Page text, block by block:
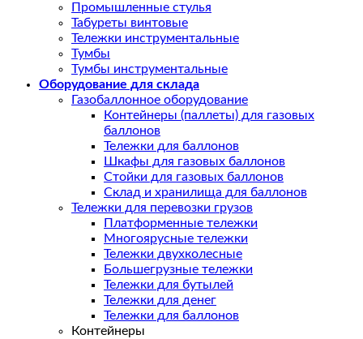
Промышленные стулья
Табуреты винтовые
Тележки инструментальные
Тумбы
Тумбы инструментальные
Оборудование для склада
Газобаллонное оборудование
Контейнеры (паллеты) для газовых
баллонов
Тележки для баллонов
Шкафы для газовых баллонов
Стойки для газовых баллонов
Склад и хранилища для баллонов
Тележки для перевозки грузов
Платформенные тележки
Многоярусные тележки
Тележки двухколесные
Большегрузные тележки
Тележки для бутылей
Тележки для денег
Тележки для баллонов
Контейнеры